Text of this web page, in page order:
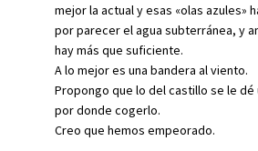
mejor la actual y esas «olas azules»
por parecer el agua subterránea, y
hay más que suficiente.
A lo mejor es una bandera al viento.
Propongo que lo del castillo se le dé
por donde cogerlo.
Creo que hemos empeorado.